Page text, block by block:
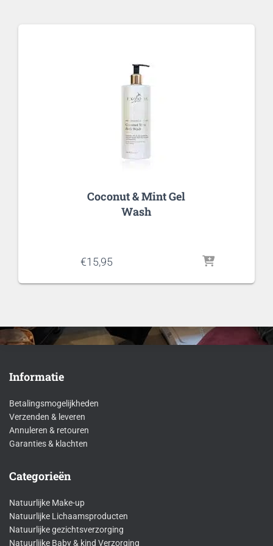
Coconut & Mint Gel
Wash
€15,95
Informatie
Betalingsmogelijkheden
Verzenden & leveren
Annuleren & retouren
Garanties & klachten
Categorieën
Natuurlijke Make-up
Natuurlijke Lichaamsproducten
Natuurlijke gezichtsverzorging
Natuurlijke Baby & kind Verzorging